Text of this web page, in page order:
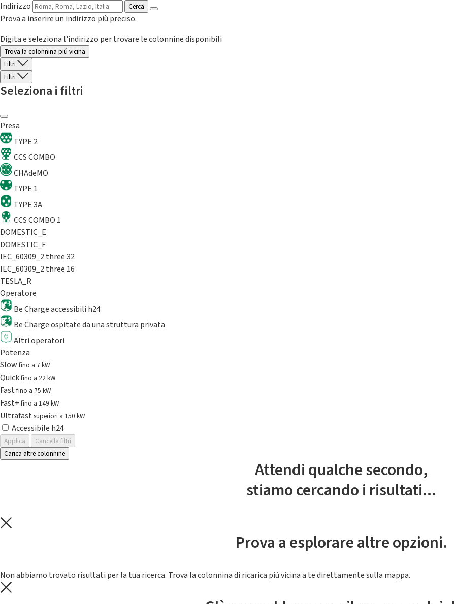
Indirizzo
Cerca
Prova a inserire un indirizzo più preciso.
Digita e seleziona l'indirizzo per trovare le colonnine disponibili
Trova la colonnina piú vicina
Filtri
Filtri
Seleziona i filtri
Presa
TYPE 2
CCS COMBO
CHAdeMO
TYPE 1
TYPE 3A
CCS COMBO 1
DOMESTIC_E
DOMESTIC_F
IEC_60309_2 three 32
IEC_60309_2 three 16
TESLA_R
Operatore
Be Charge accessibili h24
Be Charge ospitate da una struttura privata
Altri operatori
Potenza
Slowfino a 7 kW
Quickfino a 22 kW
Fastfino a 75 kW
Fast+fino a 149 kW
Ultrafast superiori a 150 kW
Accessibile h24
Applica
Cancella filtri
Carica altre colonnine
Attendi qualche secondo,
stiamo cercando i risultati...
Prova a esplorare altre opzioni.
Non abbiamo trovato risultati per la tua ricerca. Trova la colonnina di ricarica piú vicina a te direttamente sulla mappa.